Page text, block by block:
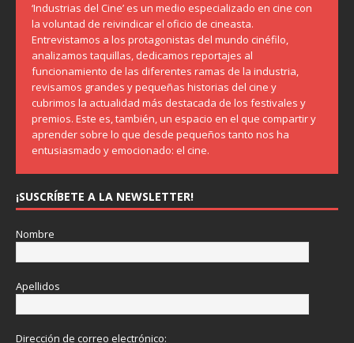
‘Industrias del Cine’ es un medio especializado en cine con
la voluntad de reivindicar el oficio de cineasta.
Entrevistamos a los protagonistas del mundo cinéfilo,
analizamos taquillas, dedicamos reportajes al
funcionamiento de las diferentes ramas de la industria,
revisamos grandes y pequeñas historias del cine y
cubrimos la actualidad más destacada de los festivales y
premios. Este es, también, un espacio en el que compartir y
aprender sobre lo que desde pequeños tanto nos ha
entusiasmado y emocionado: el cine.
¡SUSCRÍBETE A LA NEWSLETTER!
Nombre
Apellidos
Dirección de correo electrónico: